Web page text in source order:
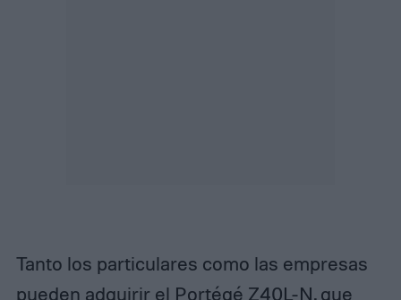
Tanto los particulares como las empresas
pueden adquirir el Portégé Z40L-N, que